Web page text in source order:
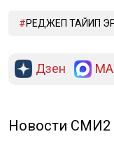
РЕДЖЕП ТАЙИП
Дзен
Новости СМИ2